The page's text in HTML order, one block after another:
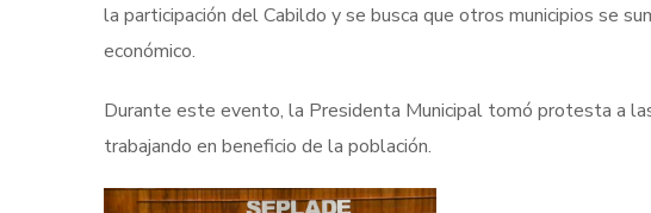
la participación del Cabildo y se busca que otros municipios se
económico.
Durante este evento, la Presidenta Municipal tomó protesta a
trabajando en beneficio de la población.